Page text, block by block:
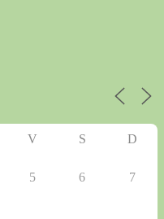
V S D
5 6 7